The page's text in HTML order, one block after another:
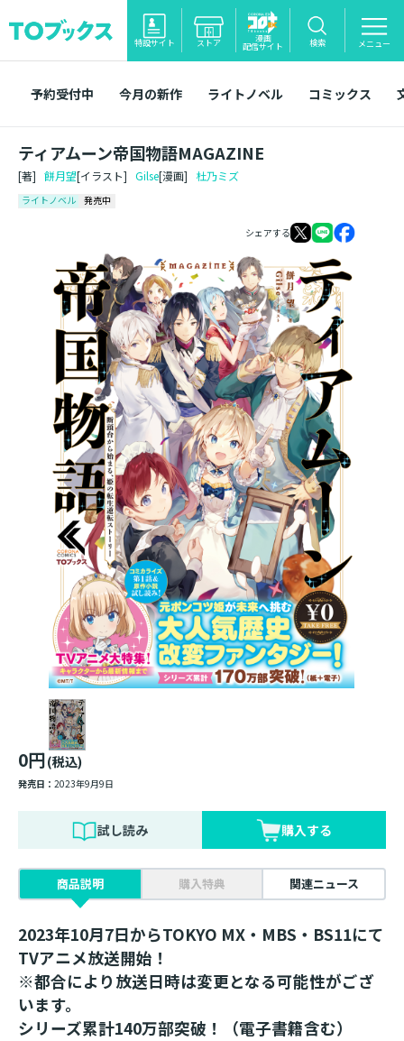
特設サイト ストア 漫画
配信サイト 検索 メニュー
予約受付中 今月の新作 ライトノベル コミックス
ティアムーン帝国物語MAGAZINE
[著] 餅月望[イラスト] Gilse[漫画] 杜乃ミズ
ライトノベル 発売中
シェアする
0円(税込)
発売日： 2023年9月9日
試し読み 購入する
商品説明 購入特典 関連ニュース
2023年10月7日からTOKYO MX・MBS・BS11にて
TVアニメ放送開始！
※都合により放送日時は変更となる可能性がござ
います。
シリーズ累計140万部突破！（電子書籍含む）